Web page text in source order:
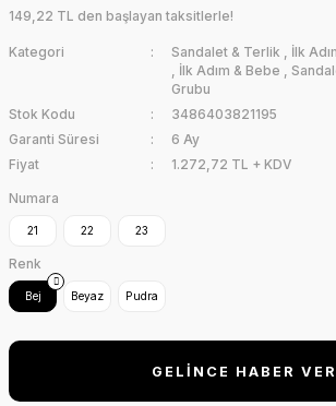
149,22 TL den başlayan taksitlerle!
Kategori Sandalet & Terlik , İlk
, İlk Adım & Bebe ,
Grubu
Stok Kodu
3486403821195
Garanti Süresi
6 Ay
Fiyat
1.272,72 TL + KDV
Numara
21 22 23
Renk
Bej Beyaz Pudra
GELİNCE HABER VER